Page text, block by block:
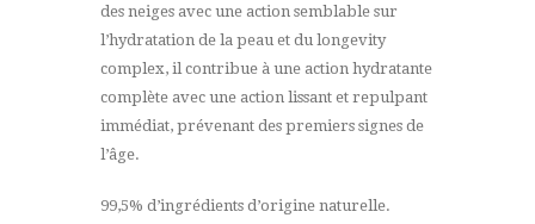
des neiges avec une action semblable sur
l’hydratation de la peau et du longevity
complex, il contribue à une action hydratante
complète avec une action lissant et repulpant
immédiat, prévenant des premiers signes de
l’âge.
99,5% d’ingrédients d’origine naturelle.